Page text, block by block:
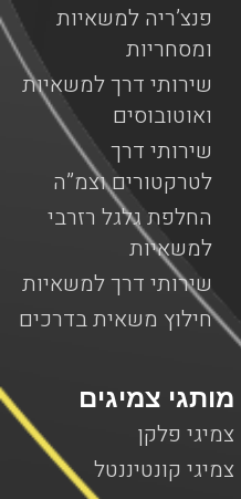
פנצ’ריה למשאיות
ומסחריות
שירותי דרך למשאיות
ואוטובוסים
שירותי דרך
לטרקטורים וצמ”ה
החלפת גלגל רזרבי
למשאיות
שירותי דרך למשאיות
חילוץ משאית בדרכים
מותגי צמיגים
צמיגי פלקן
צמיגי קונטיננטל